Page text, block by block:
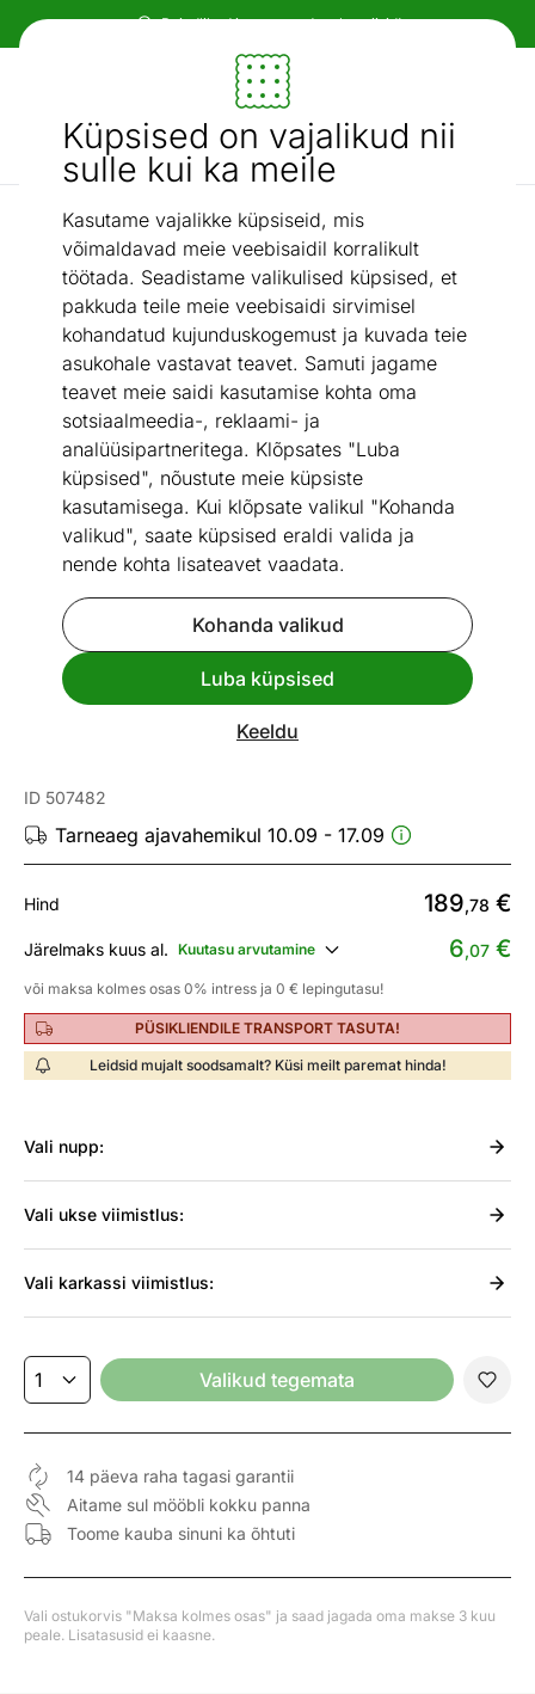
Küpsised on vajalikud nii
sulle kui ka meile
Kasutame vajalikke küpsiseid, mis
võimaldavad meie veebisaidil korralikult
töötada. Seadistame valikulised küpsised, et
pakkuda teile meie veebisaidi sirvimisel
kohandatud kujunduskogemust ja kuvada teie
asukohale vastavat teavet. Samuti jagame
teavet meie saidi kasutamise kohta oma
sotsiaalmeedia-, reklaami- ja
analüüsipartneritega. Klõpsates "Luba
küpsised", nõustute meie küpsiste
kasutamisega. Kui klõpsate valikul "Kohanda
valikud", saate küpsised eraldi valida ja
nende kohta lisateavet vaadata.
Kohanda valikud
Luba küpsised
Keeldu
Paindlikud ja mugavad makseviisid!
Mööbel ja sisustus - ON24
Otsi...
AI otsing
Nurgaga köögimööbel / Ülemine kööginurgakapp 65x72 cm
Go to slide 8
Vaata sarnaseid
ID 507482
Tarneaeg ajavahemikul 10.09 - 17.09
Hind 189,78 €
Järelmaks kuus al. Kuutasu arvutamine 6,07 €
või maksa kolmes osas 0% intress ja 0 € lepingutasu!
PÜSIKLIENDILE TRANSPORT TASUTA!
Leidsid mujalt soodsamalt? Küsi meilt paremat hinda!
Vali nupp:
Vali ukse viimistlus:
Vali karkassi viimistlus:
Valikud tegemata
14 päeva raha tagasi garantii
Aitame sul mööbli kokku panna
Toome kauba sinuni ka õhtuti
Vali ostukorvis "Maksa kolmes osas" ja saad jagada oma makse 3 kuu
peale. Lisatasusid ei kaasne.